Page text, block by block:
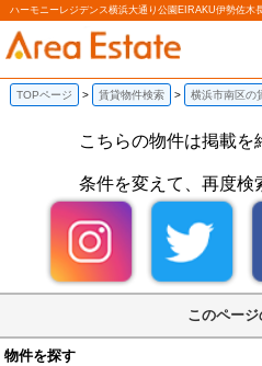
ハーモニーレジデンス横浜大通り公園EIRAKU伊勢佐木
TOPページ 賃貸物件検索 横浜市南区の
こちらの物件は掲載を
条件を変えて、再度検
このペー
物件を探す